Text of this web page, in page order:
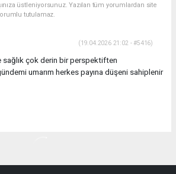
üstleniyorsunuz. Yazılan tüm yorumlardan site
tutulamaz.
(19.04.2026 21:02 - #5416)
sağlık çok derin bir perspektiften
umarım herkes payına düşeni sahiplenir